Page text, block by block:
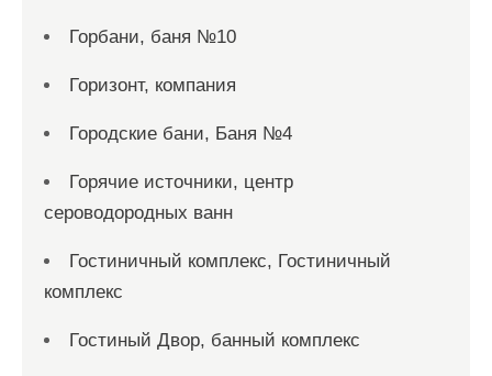
Горбани, баня №10
Горизонт, компания
Городские бани, Баня №4
Горячие источники, центр
сероводородных ванн
Гостиничный комплекс, Гостиничный
комплекс
Гостиный Двор, банный комплекс